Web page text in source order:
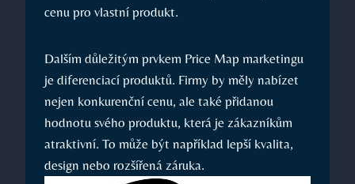
cenu pro vlastní produkt.
Dalším důležitým prvkem Price Map marketingu
je diferenciací produktů. Firmy by měly nabízet
nejen konkurenční cenu, ale také přidanou
hodnotu svého produktu, která je zákazníkům
atraktivní. To může být například lepší kvalita,
design nebo rozšířená záruka.